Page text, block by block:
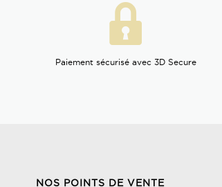
Paiement sécurisé avec 3D Secure
NOS POINTS DE VENTE